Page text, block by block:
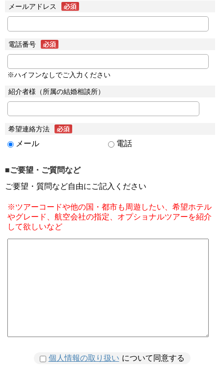
メールアドレス
電話番号
※ハイフンなしでご入力ください
紹介者様（所属の結婚相談所）
希望連絡方法
メール 電話
■ご要望・ご質問など
ご要望・質問など自由にご記入ください
※ツアーコードや他の国・都市も周遊したい、希望ホテル
やグレード、航空会社の指定、オプショナルツアーを紹介
して欲しいなど
個人情報の取り扱い について同意する